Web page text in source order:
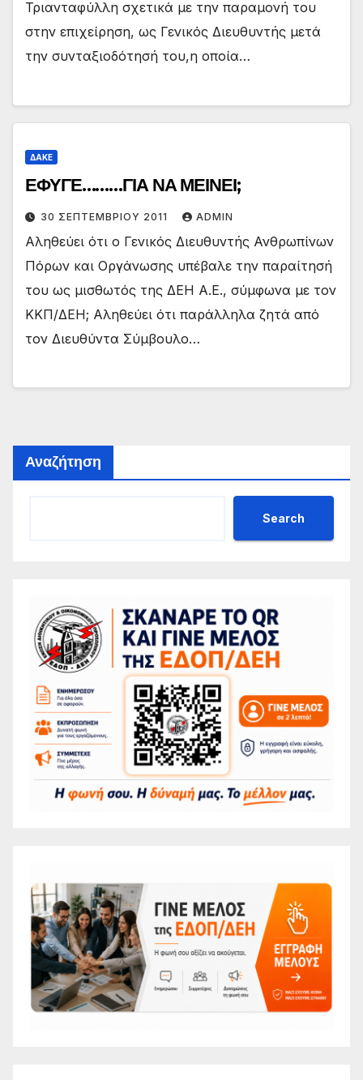
Τριανταφύλλη σχετικά με την παραμονή του
στην επιχείρηση, ως Γενικός Διευθυντής μετά
την συνταξιοδότησή του,η οποία…
ΔΑΚΕ
ΕΦΥΓΕ………ΓΙΑ ΝΑ ΜΕΙΝΕΙ;
30 ΣΕΠΤΕΜΒΡΊΟΥ 2011 ADMIN
Αληθεύει ότι ο Γενικός Διευθυντής Ανθρωπίνων
Πόρων και Οργάνωσης υπέβαλε την παραίτησή
του ως μισθωτός της ΔΕΗ Α.Ε., σύμφωνα με τον
ΚΚΠ/ΔΕΗ; Αληθεύει ότι παράλληλα ζητά από
τον Διευθύντα Σύμβουλο…
Αναζήτηση
Search